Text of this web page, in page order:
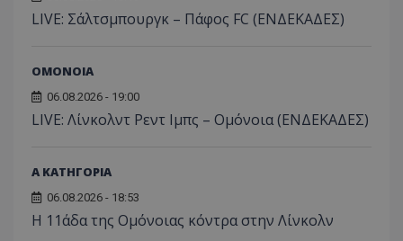
LIVE: Σάλτσμπουργκ – Πάφος FC (ΕΝΔΕΚΑΔΕΣ)
ΟΜΟΝΟΙΑ
06.08.2026 - 19:00
LIVE: Λίνκολντ Ρεντ Ιμπς – Ομόνοια (ΕΝΔΕΚΑΔΕΣ)
Α ΚΑΤΗΓΟΡΙΑ
06.08.2026 - 18:53
Η 11άδα της Ομόνοιας κόντρα στην Λίνκολν